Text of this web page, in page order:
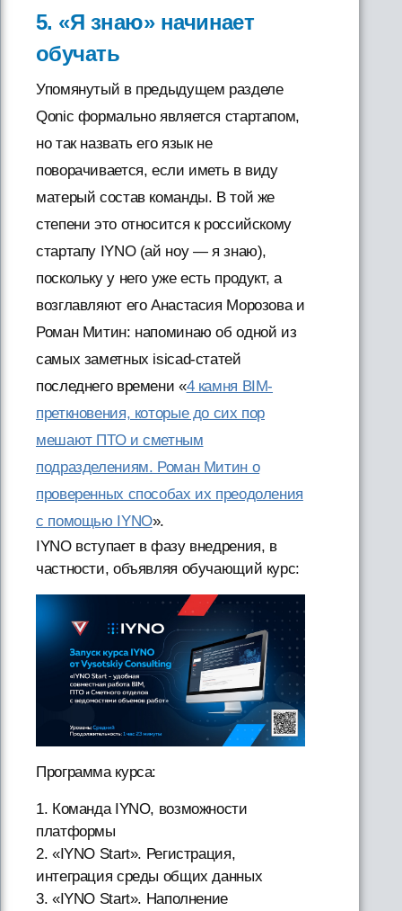
5. «Я знаю» начинает
обучать
Упомянутый в предыдущем разделе
Qonic формально является стартапом,
но так назвать его язык не
поворачивается, если иметь в виду
матерый состав команды. В той же
степени это относится к российскому
стартапу IYNO (ай ноу — я знаю),
поскольку у него уже есть продукт, а
возглавляют его Анастасия Морозова и
Роман Митин: напоминаю об одной из
самых заметных isicad-статей
последнего времени «4 камня BIM-
преткновения, которые до сих пор
мешают ПТО и сметным
подразделениям. Роман Митин о
проверенных способах их преодоления
с помощью IYNO».
IYNO вступает в фазу внедрения, в
частности, объявляя обучающий курс:
Программа курса:
1. Команда IYNO, возможности
платформы
2. «IYNO Start». Регистрация,
интеграция среды общих данных
3. «IYNO Start». Наполнение